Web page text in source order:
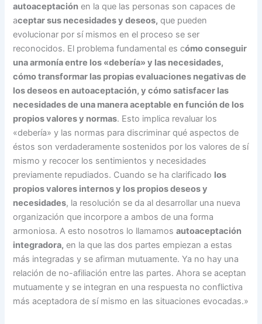
autoaceptación en la que las personas son capaces de
aceptar sus necesidades y deseos, que pueden
evolucionar por sí mismos en el proceso se ser
reconocidos. El problema fundamental es cómo conseguir
una armonía entre los «debería» y las necesidades,
cómo transformar las propias evaluaciones negativas de
los deseos en autoaceptación, y cómo satisfacer las
necesidades de una manera aceptable en función de los
propios valores y normas. Esto implica revaluar los
«debería» y las normas para discriminar qué aspectos de
éstos son verdaderamente sostenidos por los valores de sí
mismo y recocer los sentimientos y necesidades
previamente repudiados. Cuando se ha clarificado los
propios valores internos y los propios deseos y
necesidades, la resolución se da al desarrollar una nueva
organización que incorpore a ambos de una forma
armoniosa. A esto nosotros lo llamamosautoaceptación
integradora, en la que las dos partes empiezan a estas
más integradas y se afirman mutuamente. Ya no hay una
relación de no-afiliación entre las partes. Ahora se aceptan
mutuamente y se integran en una respuesta no conflictiva
más aceptadora de sí mismo en las situaciones evocadas.»